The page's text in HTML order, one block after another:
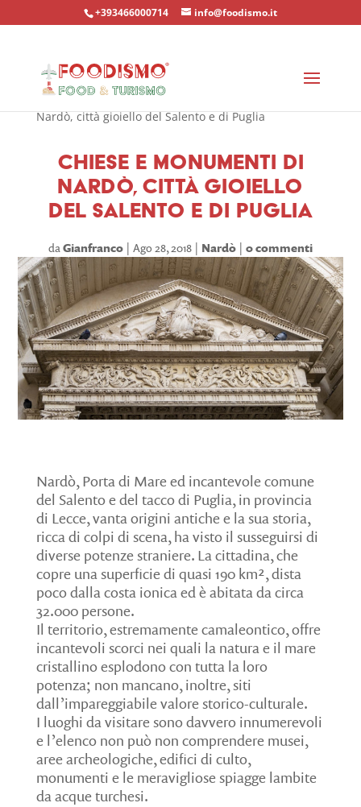
+393466000714 info@foodismo.it
Home»Località»Nardò
Nardò, città gioiello del Salento e di Puglia
Chiese e monumenti di
Nardò, città gioiello
del Salento e di Puglia
daGianfranco Ago 28, 2018 Nardò 0 commenti
Nardò, Porta di Mare ed incantevole comune
del Salento e del tacco di Puglia, in provincia
di Lecce, vanta origini antiche e la sua storia,
ricca di colpi di scena, ha visto il susseguirsi di
diverse potenze straniere. La cittadina, che
copre una superficie di quasi 190 km², dista
poco dalla costa ionica ed è abitata da circa
32.000 persone.
Il territorio, estremamente camaleontico, offre
incantevoli scorci nei quali la natura e il mare
cristallino esplodono con tutta la loro
potenza; non mancano, inoltre, siti
dall’impareggiabile valore storico-culturale.
I luoghi da visitare sono davvero innumerevoli
e l’elenco non può non comprendere musei,
aree archeologiche, edifici di culto,
monumenti e le meravigliose spiagge lambite
da acque turchesi.